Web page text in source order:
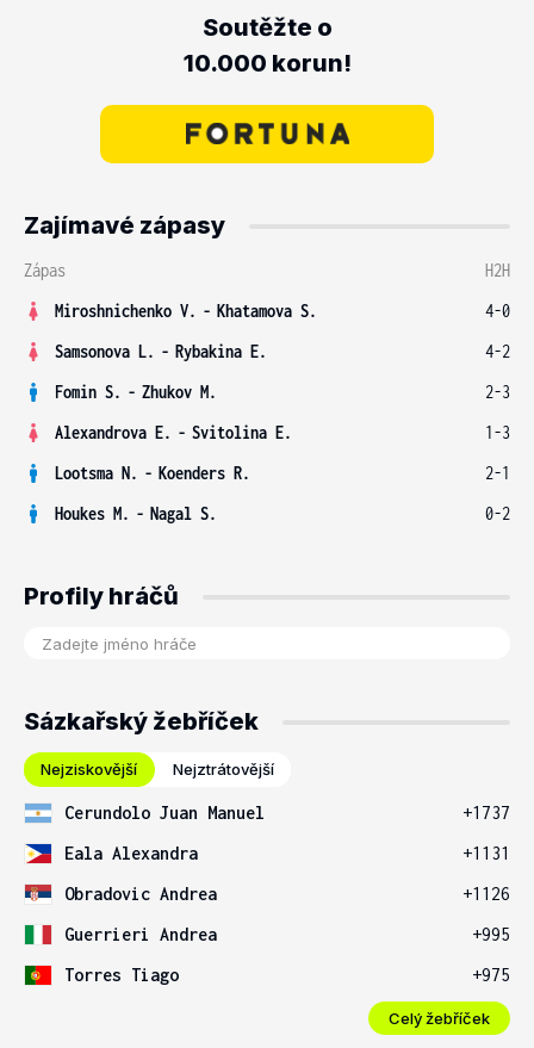
Soutěžte o
10.000 korun!
Zajímavé zápasy
Zápas
H2H
Miroshnichenko V. - Khatamova S.
4-0
Samsonova L. - Rybakina E.
4-2
Fomin S. - Zhukov M.
2-3
Alexandrova E. - Svitolina E.
1-3
Lootsma N. - Koenders R.
2-1
Houkes M. - Nagal S. 0-2
Profily hráčů
Sázkařský žebříček
Nejziskovější Nejztrátovější
Cerundolo Juan Manuel
+1737
Eala Alexandra
+1131
Obradovic Andrea
+1126
Guerrieri Andrea
+995
Torres Tiago
+975
Celý žebříček